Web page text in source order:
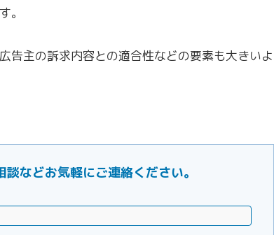
。
告主の訴求内容との適合性などの要素も大きいよ
などお気軽にご連絡ください。